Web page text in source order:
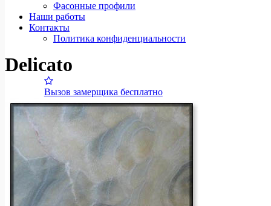
Фасонные профили
Наши работы
Контакты
Политика конфиденциальности
Delicato
Вызов замерщика бесплатно